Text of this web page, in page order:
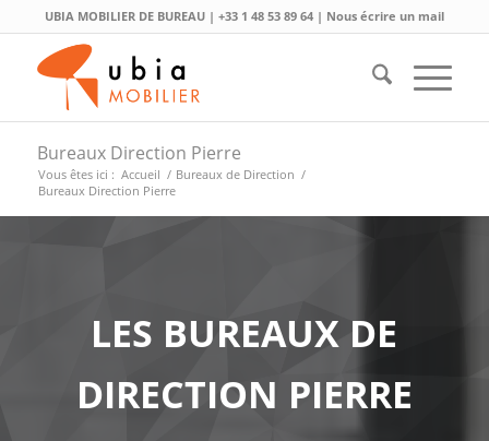
UBIA MOBILIER DE BUREAU | +33 1 48 53 89 64| Nous écrire un mail
Bureaux Direction Pierre
Vous êtes ici : Accueil / Bureaux de Direction /
Bureaux Direction Pierre
LES BUREAUX DE
DIRECTION PIERRE